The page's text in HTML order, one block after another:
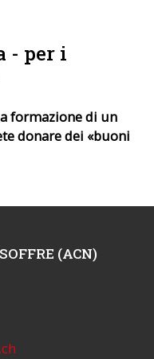
- per i
formazione di un
donare dei «buoni
(ACN)